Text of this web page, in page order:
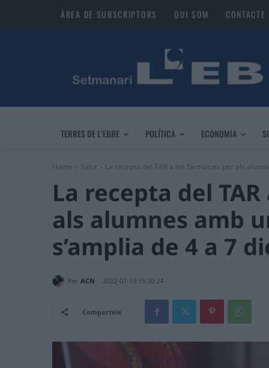
ÀREA DE SUBSCRIPTORS QUI SOM CONTACTE
TERRES DE L’EBRE POLÍTICA ECONOMIA
Home Salut La recepta del TAR a les farmàcies per als
La recepta del
als alumnes amb
s’amplia de 4 a 7
Per ACN 2022-01-19 15:30:24
Comparteix